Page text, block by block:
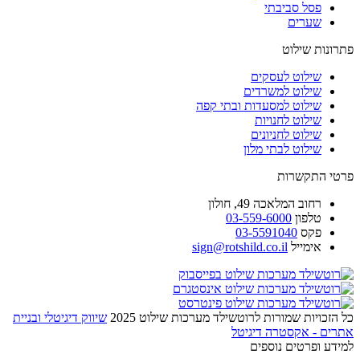
פסל סביבתי
שערים
פתרונות שילוט
שילוט לעסקים
שילוט למשרדים
שילוט למסעדות ובתי קפה
שילוט לחנויות
שילוט לחניונים
שילוט לבתי מלון
פרטי התקשרות
רחוב המלאכה 49, חולון
טלפון 03-559-6000
פקס 03-5591040
אימייל sign@rotshild.co.il
כל הזכויות שמורות לרוטשילד מערכות שילוט 2025
שיווק דיגיטלי ובניית
אתרים - אקסטרה דיגיטל
למידע ופרטים נוספים